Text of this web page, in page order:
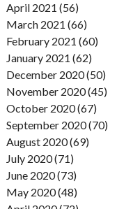
April 2021 (56)
March 2021 (66)
February 2021 (60)
January 2021 (62)
December 2020 (50)
November 2020 (45)
October 2020 (67)
September 2020 (70)
August 2020 (69)
July 2020 (71)
June 2020 (73)
May 2020 (48)